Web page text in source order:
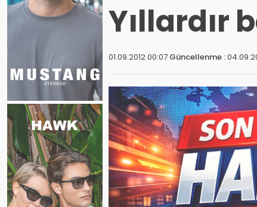
Yıllardır
01.09.2012 00:07 Güncellenme :